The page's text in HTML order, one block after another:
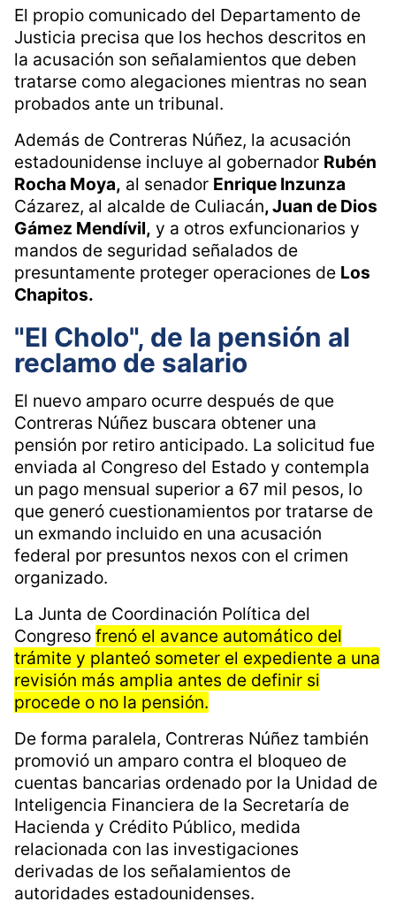
El propio comunicado del Departamento de
Justicia precisa que los hechos descritos en
la acusación son señalamientos que deben
tratarse como alegaciones mientras no sean
probados ante un tribunal.
Además de Contreras Núñez, la acusación
estadounidense incluye al gobernador Rubén
Rocha Moya, al senador Enrique Inzunza
Cázarez, al alcalde de Culiacán, Juan de Dios
Gámez Mendívil, y a otros exfuncionarios y
mandos de seguridad señalados de
presuntamente proteger operaciones de Los
Chapitos.
"El Cholo", de la pensión al
reclamo de salario
El nuevo amparo ocurre después de que
Contreras Núñez buscara obtener una
pensión por retiro anticipado. La solicitud fue
enviada al Congreso del Estado y contempla
un pago mensual superior a 67 mil pesos, lo
que generó cuestionamientos por tratarse de
un exmando incluido en una acusación
federal por presuntos nexos con el crimen
organizado.
La Junta de Coordinación Política del
Congreso frenó el avance automático del
trámite y planteó someter el expediente a una
revisión más amplia antes de definir si
procede o no la pensión.
De forma paralela, Contreras Núñez también
promovió un amparo contra el bloqueo de
cuentas bancarias ordenado por la Unidad de
Inteligencia Financiera de la Secretaría de
Hacienda y Crédito Público, medida
relacionada con las investigaciones
derivadas de los señalamientos de
autoridades estadounidenses.